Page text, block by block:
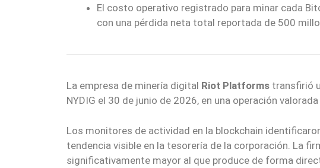
El costo operativo registrado para minar cada
con una pérdida neta total reportada de 500
La empresa de minería digital Riot Platforms transfirió
NYDIG el 30 de junio de 2026, en una operación
Los monitores de actividad en la blockchain
tendencia visible en la tesorería de la corporación. La
significativamente mayor al que produce de forma